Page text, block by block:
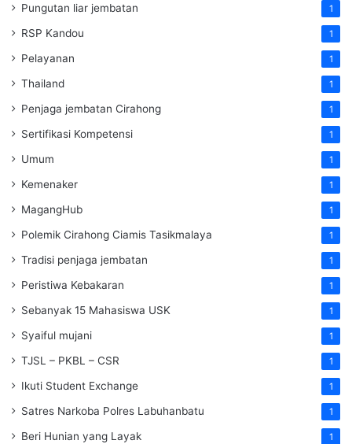
Pungutan liar jembatan 1
RSP Kandou 1
Pelayanan 1
Thailand 1
Penjaga jembatan Cirahong 1
Sertifikasi Kompetensi 1
Umum 1
Kemenaker 1
MagangHub 1
Polemik Cirahong Ciamis Tasikmalaya 1
Tradisi penjaga jembatan 1
Peristiwa Kebakaran 1
Sebanyak 15 Mahasiswa USK 1
Syaiful mujani 1
TJSL – PKBL – CSR 1
Ikuti Student Exchange 1
Satres Narkoba Polres Labuhanbatu 1
Beri Hunian yang Layak 1